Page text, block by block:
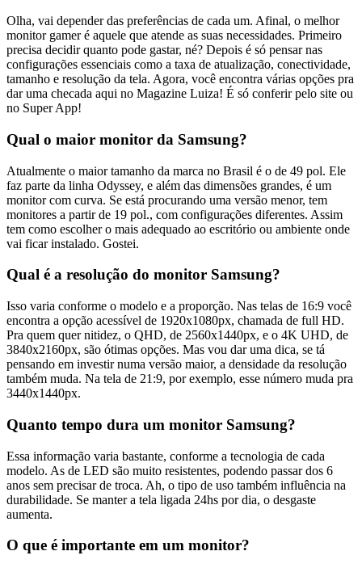
Olha, vai depender das preferências de cada um. Afinal, o melhor
monitor gamer é aquele que atende as suas necessidades. Primeiro
precisa decidir quanto pode gastar, né? Depois é só pensar nas
configurações essenciais como a taxa de atualização, conectividade,
tamanho e resolução da tela. Agora, você encontra várias opções pra
dar uma checada aqui no Magazine Luiza! É só conferir pelo site ou
no Super App!
Qual o maior monitor da Samsung?
Atualmente o maior tamanho da marca no Brasil é o de 49 pol. Ele
faz parte da linha Odyssey, e além das dimensões grandes, é um
monitor com curva. Se está procurando uma versão menor, tem
monitores a partir de 19 pol., com configurações diferentes. Assim
tem como escolher o mais adequado ao escritório ou ambiente onde
vai ficar instalado. Gostei.
Qual é a resolução do monitor Samsung?
Isso varia conforme o modelo e a proporção. Nas telas de 16:9 você
encontra a opção acessível de 1920x1080px, chamada de full HD.
Pra quem quer nitidez, o QHD, de 2560x1440px, e o 4K UHD, de
3840x2160px, são ótimas opções. Mas vou dar uma dica, se tá
pensando em investir numa versão maior, a densidade da resolução
também muda. Na tela de 21:9, por exemplo, esse número muda pra
3440x1440px.
Quanto tempo dura um monitor Samsung?
Essa informação varia bastante, conforme a tecnologia de cada
modelo. As de LED são muito resistentes, podendo passar dos 6
anos sem precisar de troca. Ah, o tipo de uso também influência na
durabilidade. Se manter a tela ligada 24hs por dia, o desgaste
aumenta.
O que é importante em um monitor?